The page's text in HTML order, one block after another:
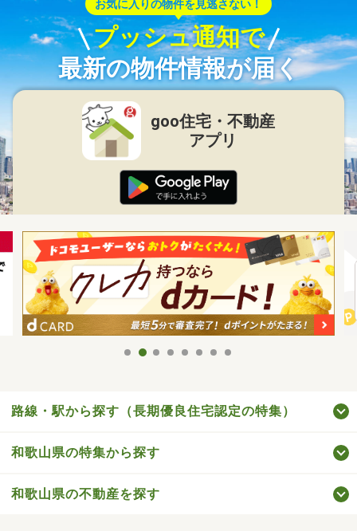
お気に入りの物件を見逃さない！
プッシュ通知で
最新の物件情報が届く
goo住宅・不動産
アプリ
路線・駅から探す（長期優良住宅認定の特集）
和歌山県の特集から探す
和歌山県の不動産を探す